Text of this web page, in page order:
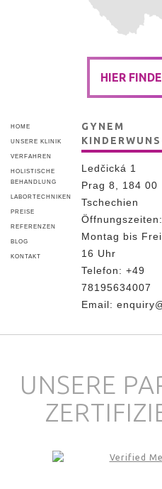
HIER
HOME
UNSERE KLINIK
VERFAHREN
HOLISTISCHE
BEHANDLUNG
LABORTECHNIKEN
PREISE
REFERENZEN
BLOG
KONTAKT
GYNEM
Ledčická 1
Prag 8, 184 00
Tschechien
Öffnungszeiten:
Montag bis
16 Uhr
Telefon: +49
78195634007
Email:
UNSERE